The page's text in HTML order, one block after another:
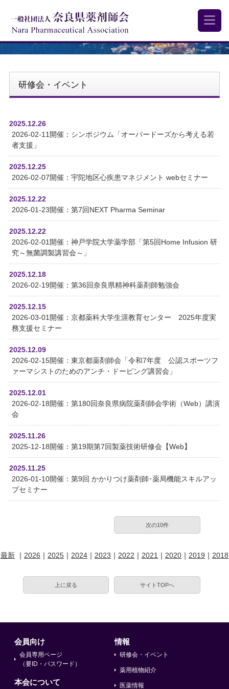
研修会・イベント
2025.12.26
2026-02-11開催：シンポジウム「オーバードーズから考える若
者支援」
2025.12.25
2026-02-07開催：宇陀地区心疾患マネジメント webセミナー
2025.12.22
2026-01-23開催：第7回NEXT Pharma Seminar
2025.12.22
2026-02-01開催：神戸学院大学薬学部「第5回Home Infusion 研
究～無菌調製講習会～」
2025.12.18
2026-02-19開催：第36回奈良県精神科薬剤師勉強会
2025.12.15
2026-03-01開催：京都薬科大学生涯教育センター 2025年度実
務支援セミナー
2025.12.09
2026-02-15開催：東京都薬剤師会「令和7年度 公認スポーツフ
ァーマシストのためのアンチ・ドーピング講習会」
2025.12.01
2026-02-18開催：第180回奈良県病院薬剤師会学術（Web）講演
会
2025.11.26
2025-12-18開催：第19期第7回製薬技術研修会【Web】
2025.11.25
2026-01-10開催：第9回 かかりつけ薬剤師･薬局機能スキルアッ
プセミナー
次の10件
最新 ｜ 2026 ｜ 2025 ｜ 2024 ｜ 2023 ｜ 2022 ｜ 2021 ｜ 2020 ｜ 2019 ｜ 2018
会員向け
会員専用ページ
（要ID・パスワード）
本会について
情報
研修会・イベント
薬用植物紹介
医薬情報
上に戻る サイトTOPへ